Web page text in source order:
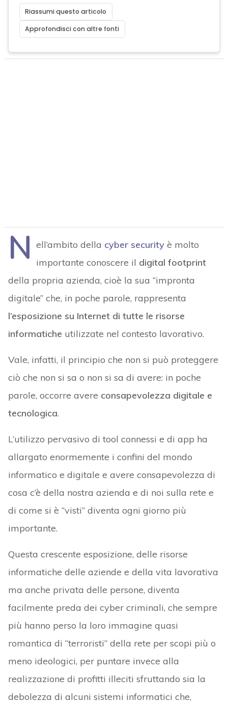
Riassumi questo articolo
Approfondisci con altre fonti
N ell’ambito della cyber securityè molto
importante conoscere il digital footprint
della propria azienda, cioè la sua “impronta
digitale” che, in poche parole, rappresenta
l’esposizione su Internet di tutte le risorse
informatiche utilizzate nel contesto lavorativo.
Vale, infatti, il principio che non si può proteggere
ciò che non si sa o non si sa di avere: in poche
parole, occorre avere consapevolezza digitale e
tecnologica.
L’utilizzo pervasivo di tool connessi e di app ha
allargato enormemente i confini del mondo
informatico e digitale e avere consapevolezza di
cosa c’è della nostra azienda e di noi sulla rete e
di come si è “visti” diventa ogni giorno più
importante.
Questa crescente esposizione, delle risorse
informatiche delle aziende e della vita lavorativa
ma anche privata delle persone, diventa
facilmente preda dei cyber criminali, che sempre
più hanno perso la loro immagine quasi
romantica di “terroristi” della rete per scopi più o
meno ideologici, per puntare invece alla
realizzazione di profitti illeciti sfruttando sia la
debolezza di alcuni sistemi informatici che,